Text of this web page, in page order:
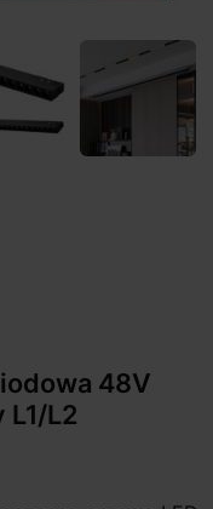
48V
L2